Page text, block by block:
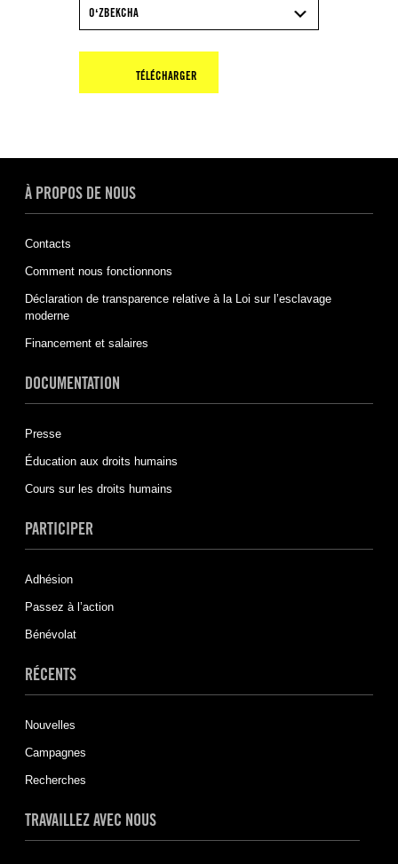
OʻZBEKCHA
TÉLÉCHARGER
À PROPOS DE NOUS
Contacts
Comment nous fonctionnons
Déclaration de transparence relative à la Loi sur l’esclavage
moderne
Financement et salaires
DOCUMENTATION
Presse
Éducation aux droits humains
Cours sur les droits humains
PARTICIPER
Adhésion
Passez à l’action
Bénévolat
RÉCENTS
Nouvelles
Campagnes
Recherches
TRAVAILLEZ AVEC NOUS